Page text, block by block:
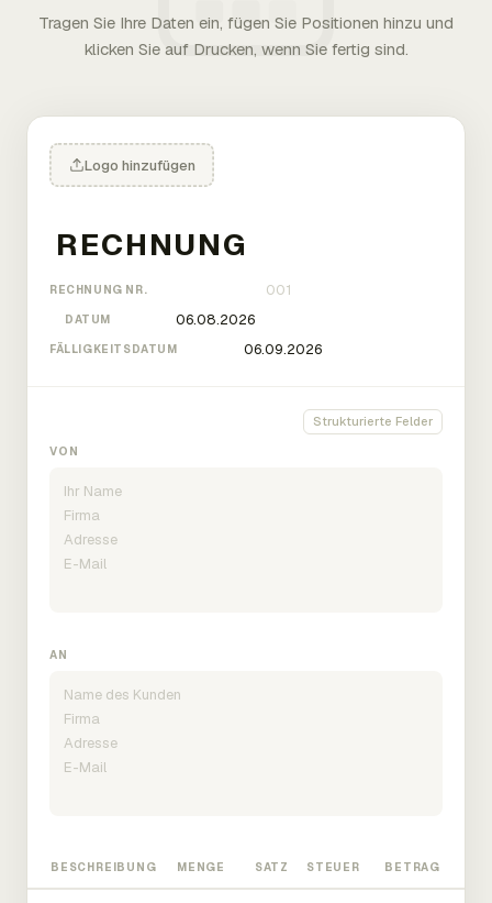
Tragen Sie Ihre Daten ein, fügen Sie Positionen hinzu und
klicken Sie auf Drucken, wenn Sie fertig sind.
Logo hinzufügen
RECHNUNG NR.
DATUM
FÄLLIGKEITSDATUM
Strukturierte Felder
VON
AN
BESCHREIBUNG MENGE SATZ STEUER BETRAG